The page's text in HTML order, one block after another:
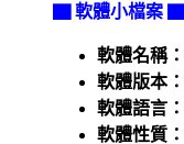
▇ 軟體小檔案 ▇
軟體名稱：
軟體版本：
軟體語言：
軟體性質：